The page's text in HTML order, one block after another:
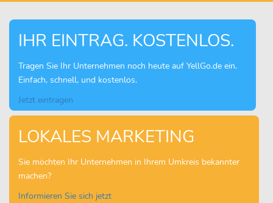
IHR EINTRAG. KOSTENLOS.
Tragen Sie Ihr Unternehmen noch heute auf YellGo.de ein.
Einfach, schnell, und kostenlos.
Jetzt eintragen
LOKALES MARKETING
Sie möchten Ihr Unternehmen in Ihrem Umkreis bekannter
machen?
Informieren Sie sich jetzt